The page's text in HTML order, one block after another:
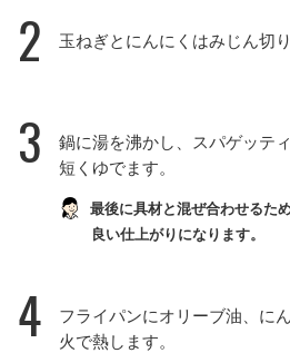
2 玉ねぎとにんにくはみじん切り
3
鍋に湯を沸かし、スパゲッテ
短くゆでます。
最後に具材と混ぜ合わせるた
良い仕上がりになります。
4
フライパンにオリーブ油、に
火で熱します。